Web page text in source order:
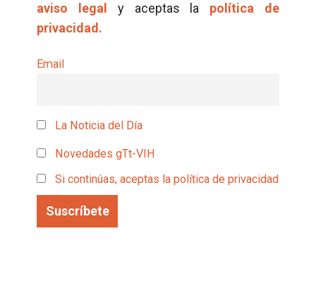
aviso legal
y aceptas la política de
privacidad.
Email
La Noticia del Día
Novedades gTt-VIH
Si continúas, aceptas la política de privacidad